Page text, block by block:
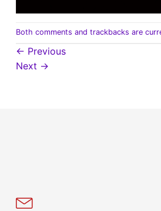
Both comments and trackbacks are
← Previous
Next →